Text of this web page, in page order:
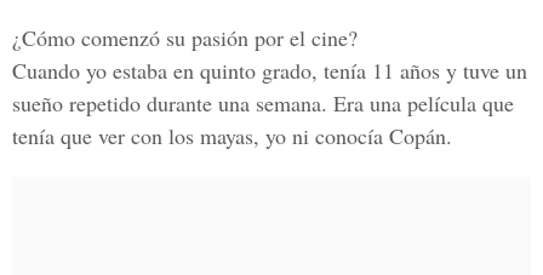
¿Cómo comenzó su pasión por el cine?
Cuando yo estaba en quinto grado, tenía 11 años y tuve un
sueño repetido durante una semana. Era una película que
tenía que ver con los mayas, yo ni conocía Copán.